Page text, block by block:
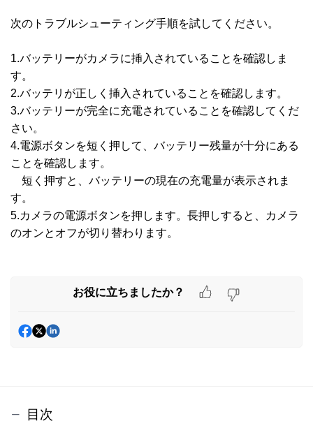
次のトラブルシューティング手順を試してください。
1.バッテリーがカメラに挿入されていることを確認しま
す。
2.バッテリが正しく挿入されていることを確認します。
3.バッテリーが完全に充電されていることを確認してくだ
さい。
4.電源ボタンを短く押して、バッテリー残量が十分にある
ことを確認します。
短く押すと、バッテリーの現在の充電量が表示されま
す。
5.カメラの電源ボタンを押します。長押しすると、カメラ
のオンとオフが切り替わります。
お役に立ちましたか？
目次